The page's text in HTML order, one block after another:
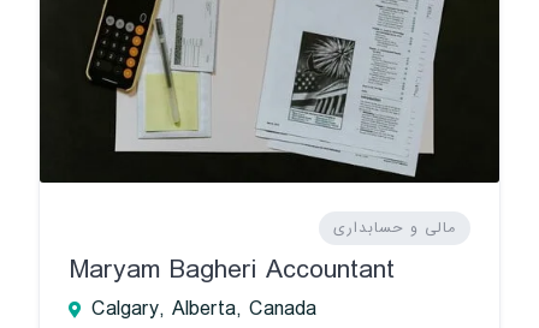
مالی و حسابداری
Maryam Bagheri Accountant
Calgary, Alberta, Canada